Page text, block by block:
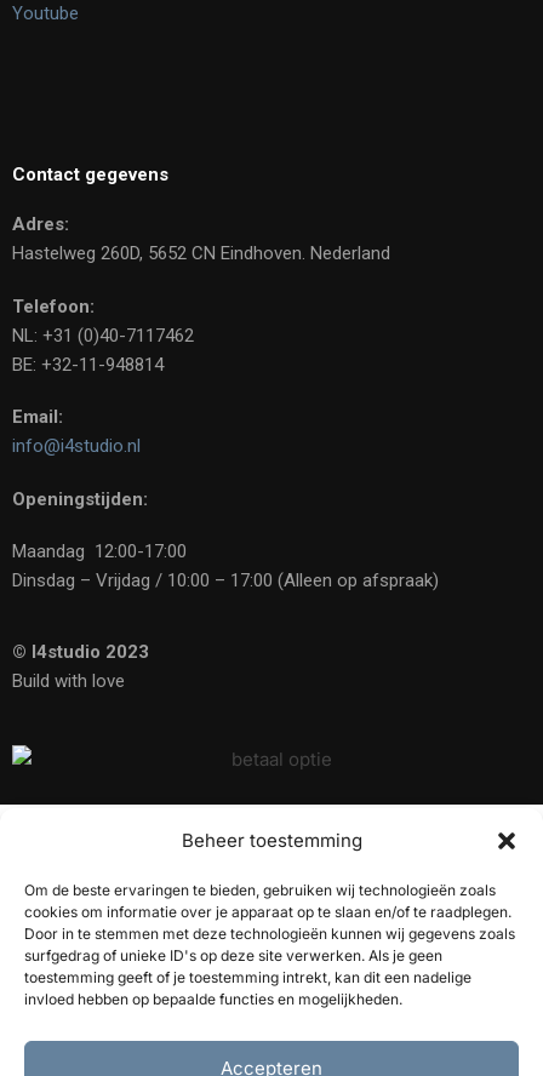
Beheer toestemming
Om de beste ervaringen te bieden, gebruiken wij technologieën zoals
cookies om informatie over je apparaat op te slaan en/of te raadplegen.
Door in te stemmen met deze technologieën kunnen wij gegevens zoals
surfgedrag of unieke ID's op deze site verwerken. Als je geen
toestemming geeft of je toestemming intrekt, kan dit een nadelige
invloed hebben op bepaalde functies en mogelijkheden.
Accepteren
Youtube
Contact gegevens
Adres:
Hastelweg 260D, 5652 CN Eindhoven. Nederland
Telefoon:
NL: +31 (0)40-7117462
BE: +32-11-948814
Email:
info@i4studio.nl
Openingstijden:
Maandag 12:00-17:00
Dinsdag – Vrijdag / 10:00 – 17:00 (Alleen op afspraak)
© I4studio 2023
Build with love
10% Korting op onze
akoestische panelen
Ontvang 10% korting